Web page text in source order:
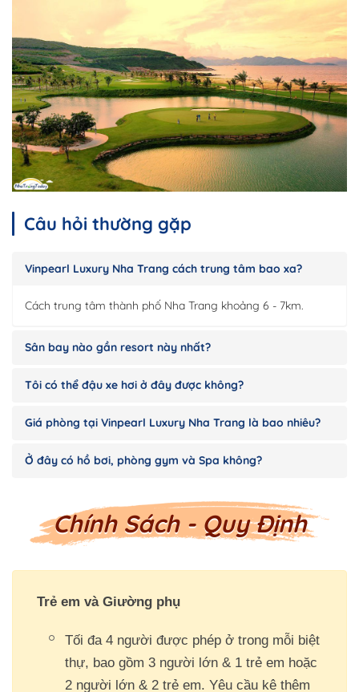
Câu hỏi thường gặp
Vinpearl Luxury Nha Trang cách trung tâm bao xa?
Cách trung tâm thành phố Nha Trang khoảng 6 - 7km.
Sân bay nào gần resort này nhất?
Tôi có thể đậu xe hơi ở đây được không?
Giá phòng tại Vinpearl Luxury Nha Trang là bao nhiêu?
Ở đây có hồ bơi, phòng gym và Spa không?
Chính Sách - Quy Định
Trẻ em và Giường phụ
Tối đa 4 người được phép ở trong mỗi biệt
thự, bao gồm 3 người lớn & 1 trẻ em hoặc
2 người lớn & 2 trẻ em. Yêu cầu kê thêm